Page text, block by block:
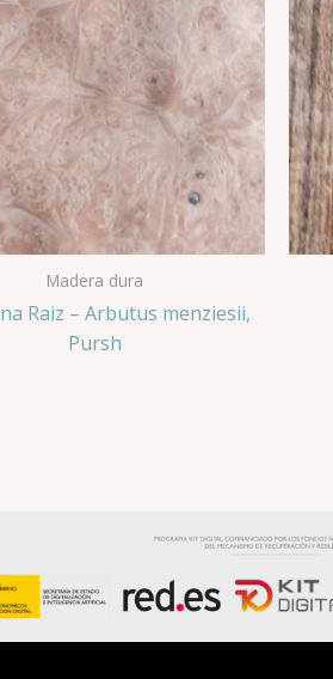
Madera dura
Raiz – Arbutus menziesii,
Pursh